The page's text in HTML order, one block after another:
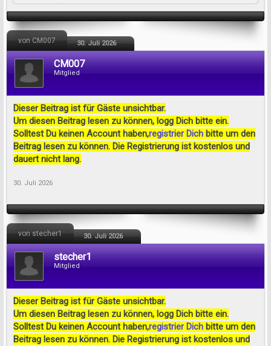
von CM007 30. Juli 2026
CM007
Mitglied
Dieser Beitrag ist für Gäste unsichtbar.
Um diesen Beitrag lesen zu können, logg Dich bitte ein.
Solltest Du keinen Account haben,registrier Dich bitte um den
Beitrag lesen zu können. Die Registrierung ist kostenlos und
dauert nicht lang.
30. Juli 2026
von stecher1 30. Juli 2026
stecher1
Mitglied
Dieser Beitrag ist für Gäste unsichtbar.
Um diesen Beitrag lesen zu können, logg Dich bitte ein.
Solltest Du keinen Account haben,registrier Dich bitte um den
Beitrag lesen zu können. Die Registrierung ist kostenlos und